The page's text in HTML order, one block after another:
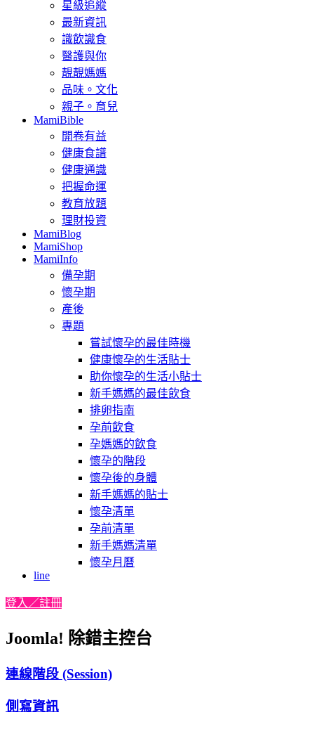
星級追縱
最新資訊
識飲識食
醫護與你
靚靚媽媽
品味。文化
親子。育兒
MamiBible
開卷有益
健康食譜
健康通識
把握命運
教育放題
理財投資
MamiBlog
MamiShop
MamiInfo
備孕期
懷孕期
產後
專題
嘗試懷孕的最佳時機
健康懷孕的生活貼士
助你懷孕的生活小貼士
新手媽媽的最佳飲食
排卵指南
孕前飲食
孕媽媽的飲食
懷孕的階段
懷孕後的身體
新手媽媽的貼士
懷孕清單
孕前清單
新手媽媽清單
懷孕月曆
line
登入／註冊
Joomla! 除錯主控台
連線階段 (Session)
側寫資訊